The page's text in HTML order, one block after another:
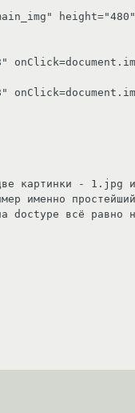
картинки - 1.jpg
именно
doctype всё равно